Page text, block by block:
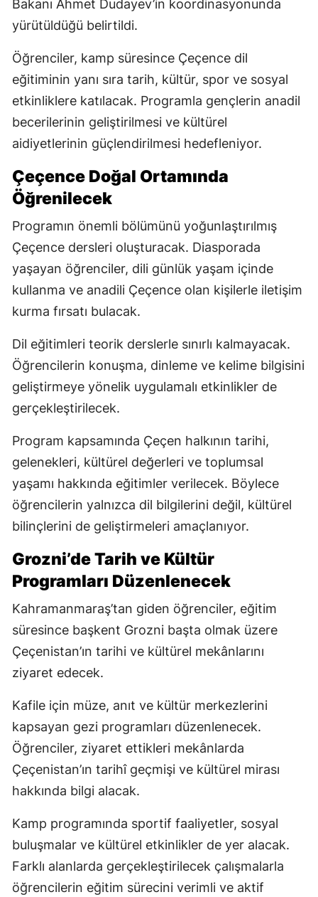
Bakanı Ahmet Dudayev’in koordinasyonunda
yürütüldüğü belirtildi.
Öğrenciler, kamp süresince Çeçence dil
eğitiminin yanı sıra tarih, kültür, spor ve sosyal
etkinliklere katılacak. Programla gençlerin anadil
becerilerinin geliştirilmesi ve kültürel
aidiyetlerinin güçlendirilmesi hedefleniyor.
Çeçence Doğal Ortamında
Öğrenilecek
Programın önemli bölümünü yoğunlaştırılmış
Çeçence dersleri oluşturacak. Diasporada
yaşayan öğrenciler, dili günlük yaşam içinde
kullanma ve anadili Çeçence olan kişilerle iletişim
kurma fırsatı bulacak.
Dil eğitimleri teorik derslerle sınırlı kalmayacak.
Öğrencilerin konuşma, dinleme ve kelime bilgisini
geliştirmeye yönelik uygulamalı etkinlikler de
gerçekleştirilecek.
Program kapsamında Çeçen halkının tarihi,
gelenekleri, kültürel değerleri ve toplumsal
yaşamı hakkında eğitimler verilecek. Böylece
öğrencilerin yalnızca dil bilgilerini değil, kültürel
bilinçlerini de geliştirmeleri amaçlanıyor.
Grozni’de Tarih ve Kültür
Programları Düzenlenecek
Kahramanmaraş’tan giden öğrenciler, eğitim
süresince başkent Grozni başta olmak üzere
Çeçenistan’ın tarihi ve kültürel mekânlarını
ziyaret edecek.
Kafile için müze, anıt ve kültür merkezlerini
kapsayan gezi programları düzenlenecek.
Öğrenciler, ziyaret ettikleri mekânlarda
Çeçenistan’ın tarihî geçmişi ve kültürel mirası
hakkında bilgi alacak.
Kamp programında sportif faaliyetler, sosyal
buluşmalar ve kültürel etkinlikler de yer alacak.
Farklı alanlarda gerçekleştirilecek çalışmalarla
öğrencilerin eğitim sürecini verimli ve aktif